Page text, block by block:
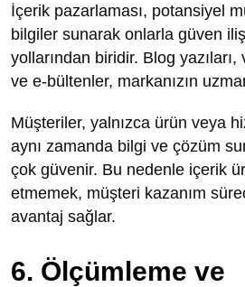
İçerik pazarlaması, potansiyel
bilgiler sunarak onlarla güven
yollarından biridir. Blog
ve e-bültenler, markanızın
Müşteriler, yalnızca ürün veya
aynı zamanda bilgi ve çözüm
çok güvenir. Bu nedenle içerik
etmemek, müşteri kazanım
avantaj sağlar.
6. Ölçümleme ve